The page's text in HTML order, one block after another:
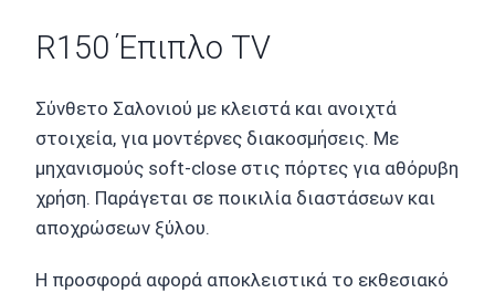
R150 Έπιπλο TV
Σύνθετο Σαλονιού με κλειστά και ανοιχτά
στοιχεία, για μοντέρνες διακοσμήσεις. Με
μηχανισμούς soft-close στις πόρτες για αθόρυβη
χρήση. Παράγεται σε ποικιλία διαστάσεων και
αποχρώσεων ξύλου.
Η προσφορά αφορά αποκλειστικά το εκθεσιακό